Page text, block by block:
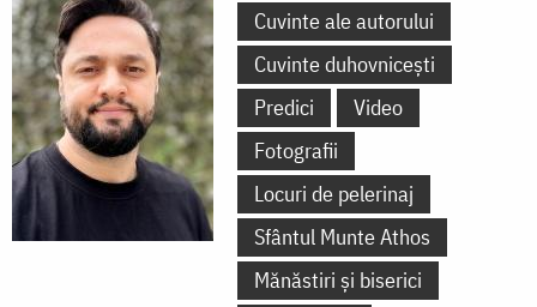
Cuvinte ale autorului
Cuvinte duhovnicești
Predici
Video
Fotografii
Locuri de pelerinaj
Sfântul Munte Athos
Mănăstiri și biserici